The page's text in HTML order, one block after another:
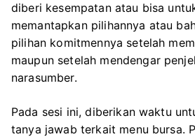
diberi kesempatan atau bisa
memantapkan pilihannya atau
pilihan komitmennya setelah
maupun setelah mendengar
narasumber.
Pada sesi ini, diberikan waktu
tanya jawab terkait menu bursa.